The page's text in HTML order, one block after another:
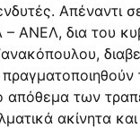
Απέναντι
ΑΝΕΛ, δια του
πραγματοποιηθούν
απόθεμα των
ακίνητα